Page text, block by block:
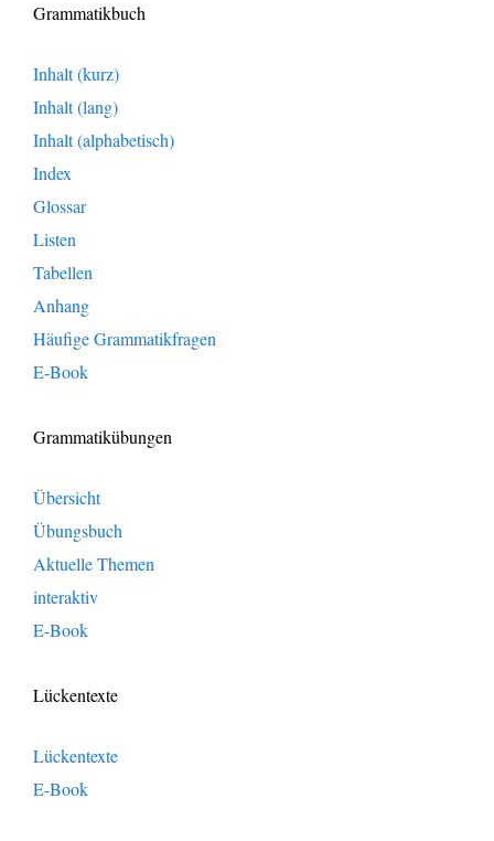
Grammatikbuch
Inhalt (kurz)
Inhalt (lang)
Inhalt (alphabetisch)
Index
Glossar
Listen
Tabellen
Anhang
Häufige Grammatikfragen
E-Book
Grammatikübungen
Übersicht
Übungsbuch
Aktuelle Themen
interaktiv
E-Book
Lückentexte
Lückentexte
E-Book